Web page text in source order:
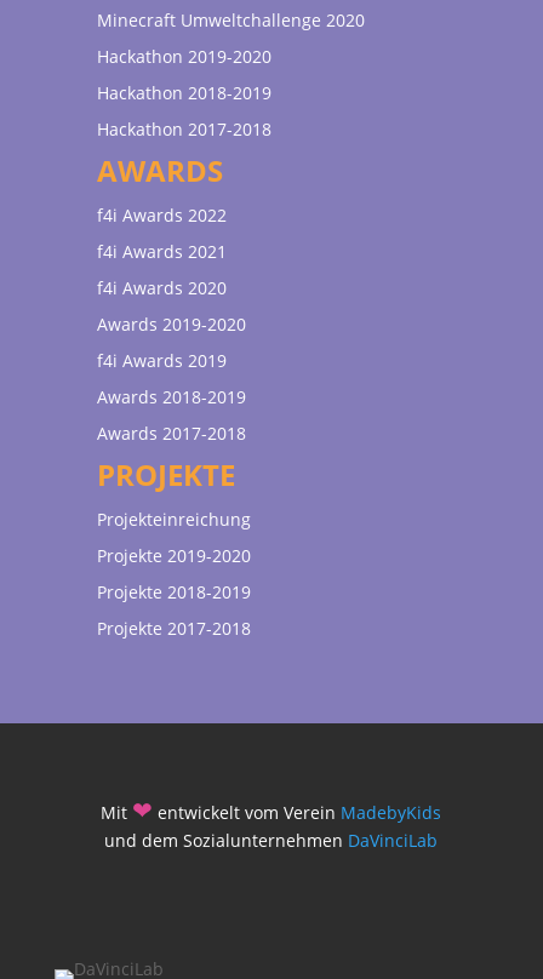
Minecraft Umweltchallenge 2020
Hackathon 2019-2020
Hackathon 2018-2019
Hackathon 2017-2018
AWARDS
f4i Awards 2022
f4i Awards 2021
f4i Awards 2020
Awards 2019-2020
f4i Awards 2019
Awards 2018-2019
Awards 2017-2018
PROJEKTE
Projekteinreichung
Projekte 2019-2020
Projekte 2018-2019
Projekte 2017-2018
Mit ❤ entwickelt vom Verein MadebyKids
und dem Sozialunternehmen DaVinciLab